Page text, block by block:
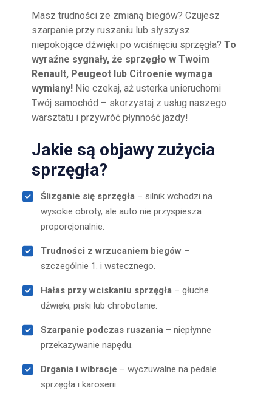
Masz trudności ze zmianą biegów? Czujesz
szarpanie przy ruszaniu lub słyszysz
niepokojące dźwięki po wciśnięciu sprzęgła? To
wyraźne sygnały, że sprzęgło w Twoim
Renault, Peugeot lub Citroenie wymaga
wymiany! Nie czekaj, aż usterka unieruchomi
Twój samochód – skorzystaj z usług naszego
warsztatu i przywróć płynność jazdy!
Jakie są objawy zużycia
sprzęgła?
Ślizganie się sprzęgła – silnik wchodzi na
wysokie obroty, ale auto nie przyspiesza
proporcjonalnie.
Trudności z wrzucaniem biegów –
szczególnie 1. i wstecznego.
Hałas przy wciskaniu sprzęgła – głuche
dźwięki, piski lub chrobotanie.
Szarpanie podczas ruszania – niepłynne
przekazywanie napędu.
Drgania i wibracje – wyczuwalne na pedale
sprzęgła i karoserii.